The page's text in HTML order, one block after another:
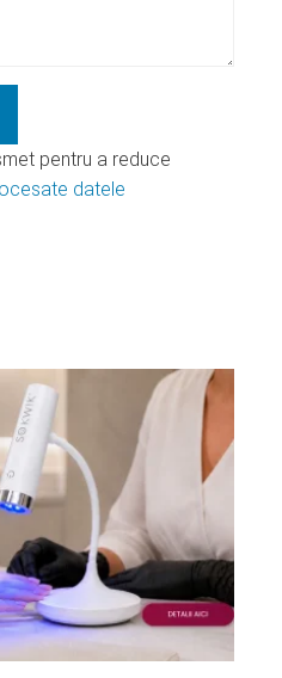
pentru a reduce
datele